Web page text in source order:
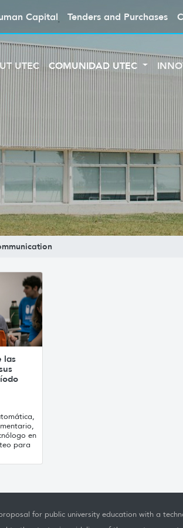
Capital Tenders and Purchases
UTEC COMUNIDAD UTEC
las
en
para
for public university education with a